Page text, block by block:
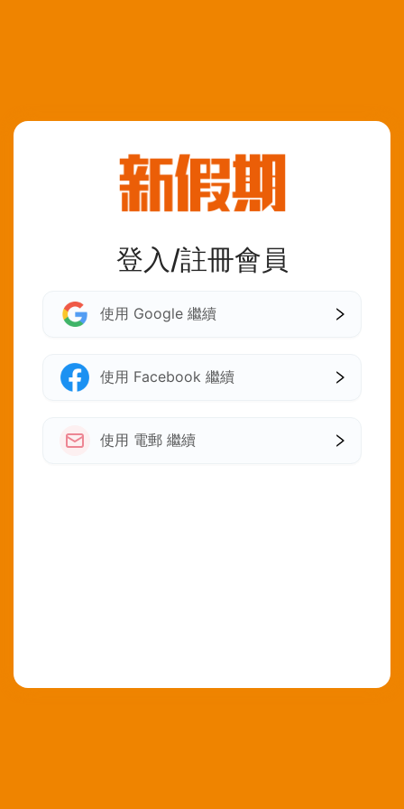
登入/註冊會員
使用 Google 繼續
使用 Facebook 繼續
使用 電郵 繼續